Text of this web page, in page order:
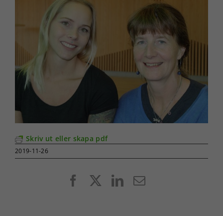
Skriv ut eller skapa pdf
2019-11-26
FacebookLinkedIn
E-